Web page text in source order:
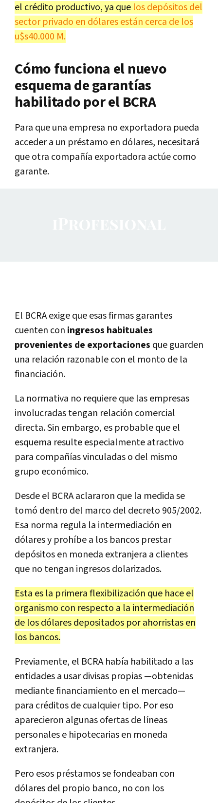
el crédito productivo, ya que los depósitos del
sector privado en dólares están cerca de los
u$s40.000 M.
Cómo funciona el nuevo
esquema de garantías
habilitado por el BCRA
Para que una empresa no exportadora pueda
acceder a un préstamo en dólares, necesitará
que otra compañía exportadora actúe como
garante.
El BCRA exige que esas firmas garantes
cuenten con ingresos habituales
provenientes de exportaciones que guarden
una relación razonable con el monto de la
financiación.
La normativa no requiere que las empresas
involucradas tengan relación comercial
directa. Sin embargo, es probable que el
esquema resulte especialmente atractivo
para compañías vinculadas o del mismo
grupo económico.
Desde el BCRA aclararon que la medida se
tomó dentro del marco del decreto 905/2002.
Esa norma regula la intermediación en
dólares y prohíbe a los bancos prestar
depósitos en moneda extranjera a clientes
que no tengan ingresos dolarizados.
Esta es la primera flexibilización que hace el
organismo con respecto a la intermediación
de los dólares depositados por ahorristas en
los bancos.
Previamente, el BCRA había habilitado a las
entidades a usar divisas propias —obtenidas
mediante financiamiento en el mercado—
para créditos de cualquier tipo. Por eso
aparecieron algunas ofertas de líneas
personales e hipotecarias en moneda
extranjera.
Pero esos préstamos se fondeaban con
dólares del propio banco, no con los